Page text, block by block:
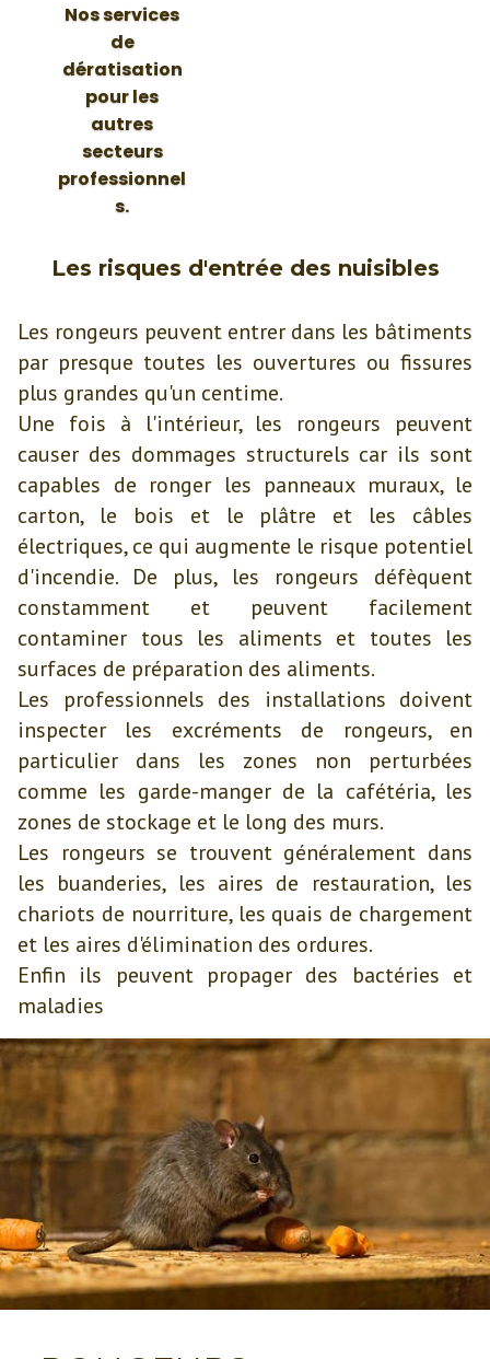
Nos services
de
dératisation
pour les
autres
secteurs
professionnel
s.
Les risques d'entrée des nuisibles
Les rongeurs peuvent entrer dans les bâtiments
par presque toutes les ouvertures ou fissures
plus grandes qu'un centime.
Une fois à l'intérieur, les rongeurs peuvent
causer des dommages structurels car ils sont
capables de ronger les panneaux muraux, le
carton, le bois et le plâtre et les câbles
électriques, ce qui augmente le risque potentiel
d'incendie. De plus, les rongeurs défèquent
constamment et peuvent facilement
contaminer tous les aliments et toutes les
surfaces de préparation des aliments.
Les professionnels des installations doivent
inspecter les excréments de rongeurs, en
particulier dans les zones non perturbées
comme les garde-manger de la cafétéria, les
zones de stockage et le long des murs.
Les rongeurs se trouvent généralement dans
les buanderies, les aires de restauration, les
chariots de nourriture, les quais de chargement
et les aires d'élimination des ordures.
Enfin ils peuvent propager des bactéries et
maladies